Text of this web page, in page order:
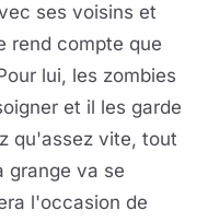
ses voisins et
rend compte que
lui, les zombies
et il les garde
qu'assez vite, tout
grange va se
l'occasion de